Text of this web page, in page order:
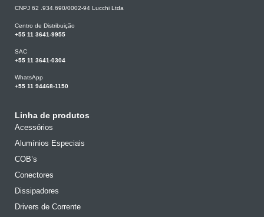
CNPJ 62 .934.690/0002-94 Lucchi Ltda
Centro de Distribuição
+55 11 3641-9955
SAC
+55 11 3641-0304
WhatsApp
+55 11 94468-1150
Linha de produtos
Acessórios
Alumínios Especiais
COB’s
Conectores
Dissipadores
Drivers de Corrente